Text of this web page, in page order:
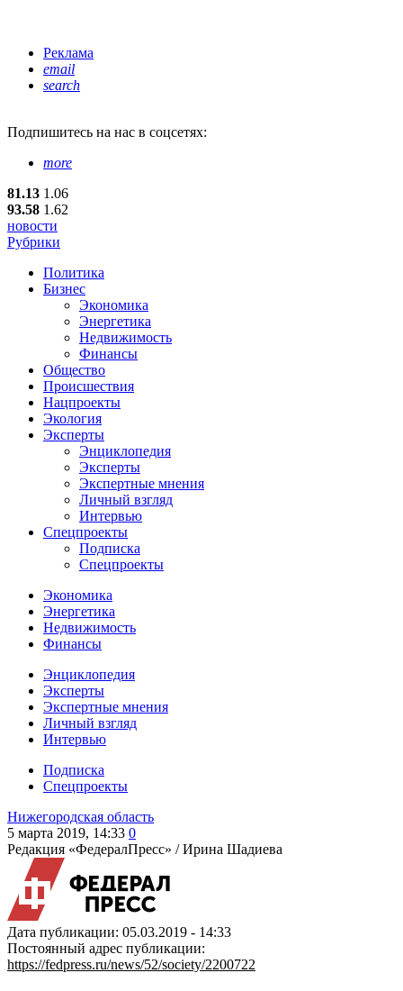
Реклама
email
search
Подпишитесь на нас в соцсетях:
more
81.13 1.06
93.58 1.62
новости
Рубрики
Политика
Бизнес
Экономика
Энергетика
Недвижимость
Финансы
Общество
Происшествия
Нацпроекты
Экология
Эксперты
Энциклопедия
Эксперты
Экспертные мнения
Личный взгляд
Интервью
Спецпроекты
Подписка
Спецпроекты
Экономика
Энергетика
Недвижимость
Финансы
Энциклопедия
Эксперты
Экспертные мнения
Личный взгляд
Интервью
Подписка
Спецпроекты
Нижегородская область
5 марта 2019, 14:33 0
Редакция «ФедералПресс» /Ирина Шадиева
Дата публикации: 05.03.2019 - 14:33
Постоянный адрес публикации:
https://fedpress.ru/news/52/society/2200722